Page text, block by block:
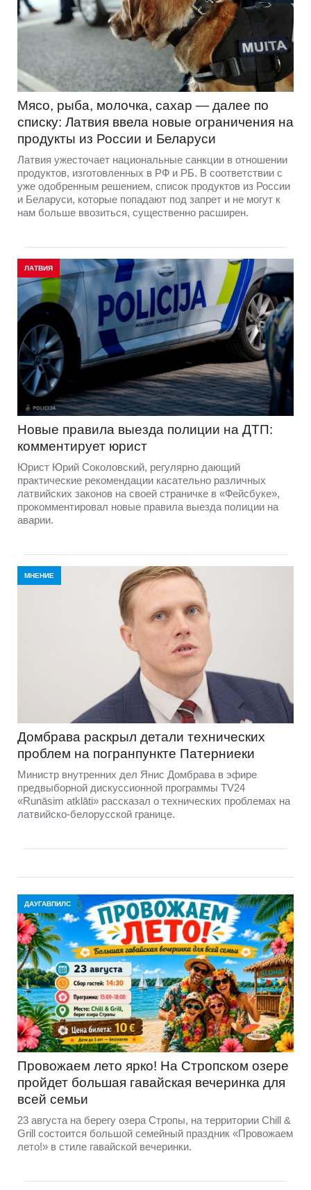
Мясо, рыба, молочка, сахар — далее по
списку: Латвия ввела новые ограничения на
продукты из России и Беларуси
Латвия ужесточает национальные санкции в отношении
продуктов, изготовленных в РФ и РБ. В соответствии с
уже одобренным решением, список продуктов из России
и Беларуси, которые попадают под запрет и не могут к
нам больше ввозиться, существенно расширен.
ЛАТВИЯ
Новые правила выезда полиции на ДТП:
комментирует юрист
Юрист Юрий Соколовский, регулярно дающий
практические рекомендации касательно различных
латвийских законов на своей страничке в «Фейсбуке»,
прокомментировал новые правила выезда полиции на
аварии.
МНЕНИЕ
Домбравa раскрыл детали технических
проблем на погранпункте Патерниеки
Министр внутренних дел Янис Домбрава в эфире
предвыборной дискуссионной программы TV24
«Runāsim atklāti» рассказал о технических проблемах на
латвийско-белорусской границе.
ДАУГАВПИЛС
Провожаем лето ярко! На Стропском озере
пройдет большая гавайская вечеринка для
всей семьи
23 августа на берегу озера Стропы, на территории Chill &
Grill состоится большой семейный праздник «Провожаем
лето!» в стиле гавайской вечеринки.